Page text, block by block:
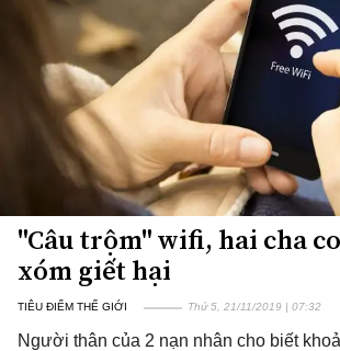
"Câu trộm" wifi, hai cha
xóm giết hại
TIÊU ĐIỂM THẾ GIỚI Thứ 5, 21/11/2019 | 07:32
Người thân của 2 nạn nhân cho biết